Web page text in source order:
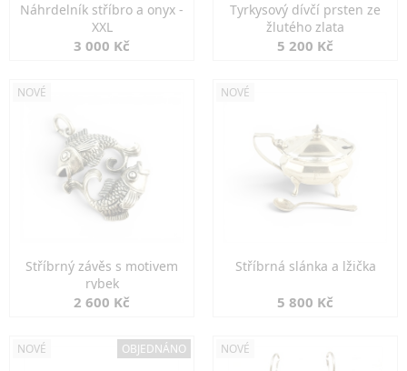
Náhrdelník stříbro a onyx -
XXL
3 000 Kč
Tyrkysový dívčí prsten ze
žlutého zlata
5 200 Kč
NOVÉ
Stříbrný závěs s motivem
rybek
2 600 Kč
NOVÉ
Stříbrná slánka a lžička
5 800 Kč
NOVÉ OBJEDNÁNO NOVÉ